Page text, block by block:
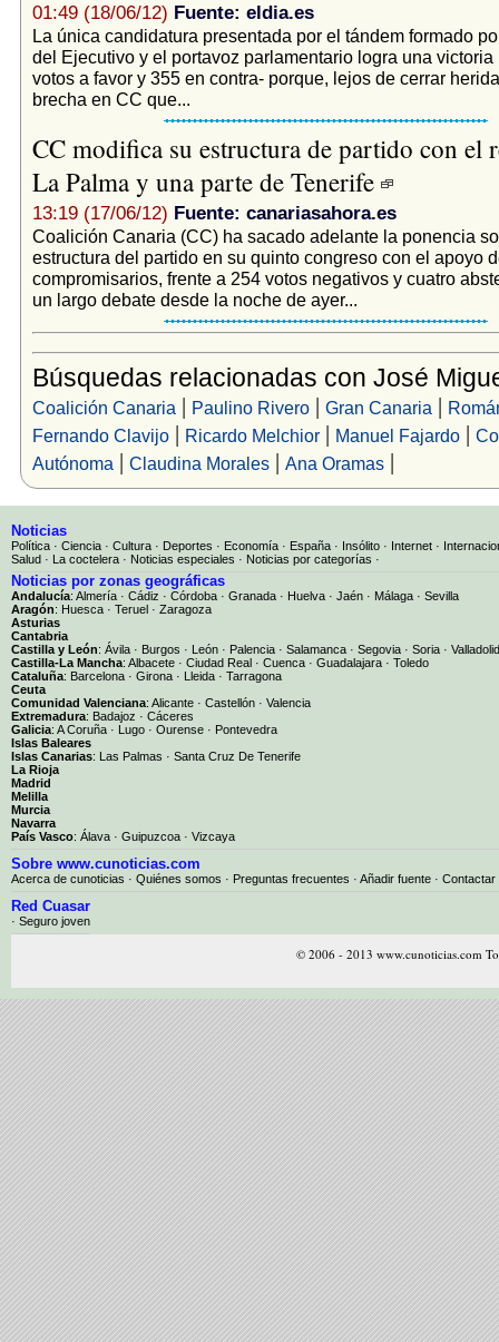
01:49 (18/06/12) Fuente: eldia.es
La única candidatura presentada por el tándem formado
del Ejecutivo y el portavoz parlamentario logra una victoria
votos a favor y 355 en contra- porque, lejos de cerrar
brecha en CC que...
CC modifica su estructura de partido con el
La Palma y una parte de Tenerife
13:19 (17/06/12) Fuente: canariasahora.es
Coalición Canaria (CC) ha sacado adelante la ponencia
estructura del partido en su quinto congreso con el apoyo
compromisarios, frente a 254 votos negativos y cuatro
un largo debate desde la noche de ayer...
Búsquedas relacionadas con José
Coalición Canaria | Paulino Rivero| Gran Canaria |
Fernando Clavijo| Ricardo Melchior| Manuel Fajardo|
Autónoma | Claudina Morales| Ana Oramas|
Noticias
Política · Ciencia · Cultura · Deportes · Economía · España · Insólito · Internet ·
Salud · La coctelera · Noticias especiales · Noticias por categorías ·
Noticias por zonas geográficas
Andalucía: Almería · Cádiz · Córdoba · Granada · Huelva · Jaén · Málaga · Sevilla
Aragón: Huesca · Teruel · Zaragoza
Asturias
Cantabria
Castilla y León: Ávila · Burgos · León · Palencia · Salamanca · Segovia · Soria · Valladolid
Castilla-La Mancha: Albacete · Ciudad Real · Cuenca · Guadalajara · Toledo
Cataluña: Barcelona · Girona · Lleida · Tarragona
Ceuta
Comunidad Valenciana: Alicante · Castellón · Valencia
Extremadura: Badajoz · Cáceres
Galicia: A Coruña · Lugo · Ourense · Pontevedra
Islas Baleares
Islas Canarias: Las Palmas · Santa Cruz De Tenerife
La Rioja
Madrid
Melilla
Murcia
Navarra
País Vasco: Álava · Guipuzcoa · Vizcaya
Sobre www.cunoticias.com
Acerca de cunoticias · Quiénes somos · Preguntas frecuentes · Añadir fuente · Contactar
Red Cuasar
· Seguro joven
© 2006 - 2013 www.cunoticias.com